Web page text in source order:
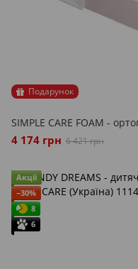
Подарунок
SIMPLE CARE FOAM -
4 174 грн 6 421 грн
Акції
−30%
8
6